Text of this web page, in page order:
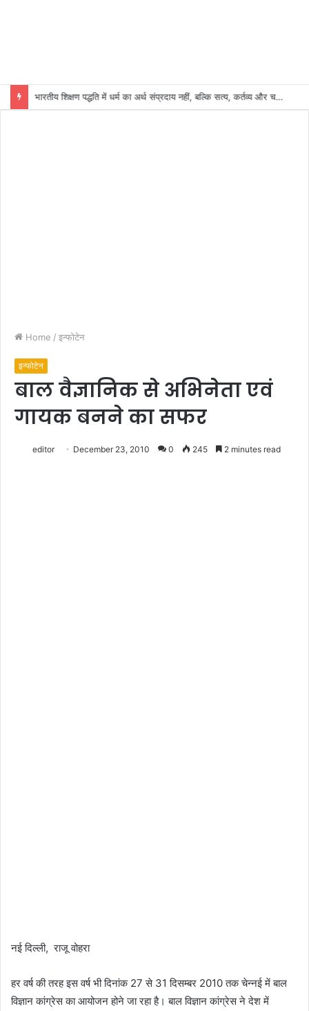
भारतीय शिक्षण पद्धति में धर्म का अर्थ संप्रदाय नहीं, बल्कि सत्य, कर्तव्य और चरित्र निर्माण है: विजय प्रकाश
Home / इन्फोटेन
इन्फोटेन
बाल वैज्ञानिक से अभिनेता एवं
गायक बनने का सफर
editor December 23, 2010 0 245 2 minutes read
नई दिल्ली, राजू वोहरा
हर वर्ष की तरह इस वर्ष भी दिनांक 27 से 31 दिसम्बर 2010 तक चेन्नई में बाल
विज्ञान कांग्रेस का आयोजन होने जा रहा है। बाल विज्ञान कांग्रेस ने देश में